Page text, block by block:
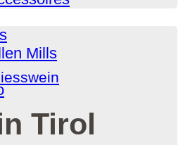
Mills
Tirol